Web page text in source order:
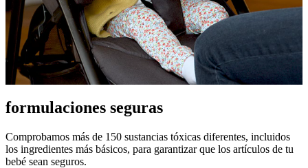
formulaciones seguras
Comprobamos más de 150 sustancias tóxicas diferentes, incluidos
los ingredientes más básicos, para garantizar que los artículos de tu
bebé sean seguros.